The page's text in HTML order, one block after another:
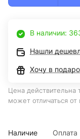
В наличии:
Нашли
Хочу в
Цена действительна
может отличаться
Наличие Оплата